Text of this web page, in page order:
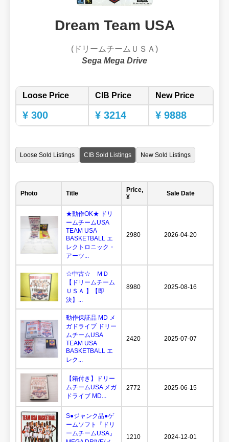
Dream Team USA
(ドリームチームＵＳＡ)
Sega Mega Drive
Loose Price CIB Price New Price
¥ 300 ¥ 3214 ¥ 9888
Loose Sold Listings CIB Sold Listings New Sold Listings
Photo Title
Price,
¥
Sale Date
★動作OK★ ドリ
ームチームUSA
TEAM USA
BASKETBALL エ
レクトロニック・
アーツ...
2980 2026-04-20
☆中古☆ ＭＤ
【ドリームチーム
ＵＳＡ 】【即
決】...
8980 2025-08-16
動作保証品 MD メ
ガドライブ ドリー
ムチームUSA
TEAM USA
BASKETBALL エ
レク...
2420 2025-07-07
【箱付き】ドリー
ムチームUSA メガ
ドライブ MD...
2772 2025-06-15
S●ジャンク品●ゲ
ームソフト『ドリ
ームチームUSA』
1210 2024-12-01